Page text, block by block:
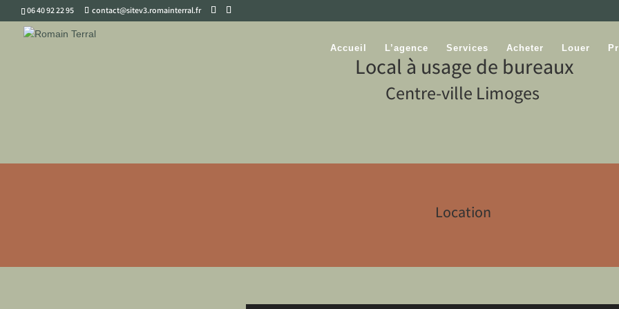
06 40 92 22 95 contact@sitev3.romainterral.fr
Accueil L’agence Services Acheter Louer
Local à usage de bureaux
Centre-ville Limoges
Location